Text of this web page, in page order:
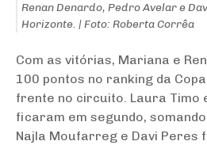
Renan Denardo, Pedro Avelar e
Horizonte. | Foto: Roberta Corrêa
Com as vitórias, Mariana e
100 pontos no ranking da
frente no circuito. Laura Timo
ficaram em segundo,
Najla Moufarreg e Davi Peres